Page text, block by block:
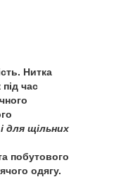
Нитка
час
для щільних
побутового
одягу.